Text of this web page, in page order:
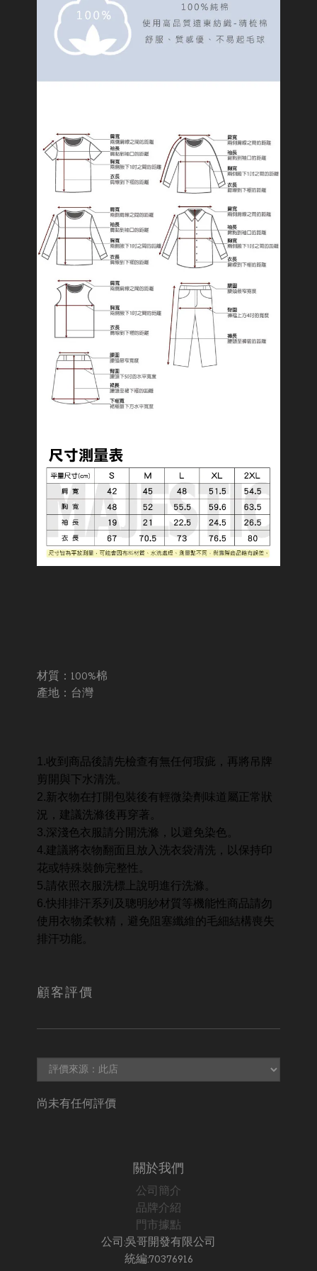
材質：100%棉
產地：台灣
1.收到商品後請先檢查有無任何瑕疵，再將吊牌
剪開與下水清洗。
2.新衣物在打開包裝後有輕微染劑味道屬正常狀
況，建議洗滌後再穿著。
3.深淺色衣服請分開洗滌，以避免染色。
4.建議將衣物翻面且放入洗衣袋清洗，以保持印
花或特殊裝飾完整性。
5.請依照衣服洗標上說明進行洗滌。
6.快排排汗系列及聰明紗材質等機能性商品請勿
使用衣物柔軟精，避免阻塞纖維的毛細結構喪失
排汗功能。
顧客評價
尚未有任何評價
關於我們
公司簡介
品牌介紹
門市據點
公司:吳哥開發有限公司
統編:70376916